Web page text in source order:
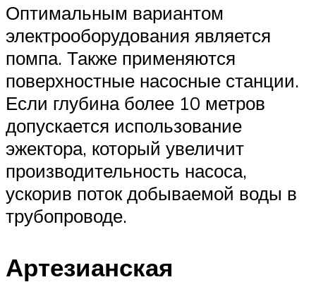
Оптимальным вариантом
электрооборудования является
помпа. Также применяются
поверхностные насосные станции.
Если глубина более 10 метров
допускается использование
эжектора, который увеличит
производительность насоса,
ускорив поток добываемой воды в
трубопроводе.
Артезианская